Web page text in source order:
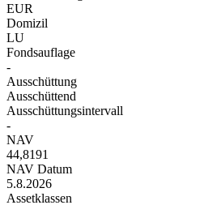
EUR
Domizil
LU
Fondsauflage
-
Ausschüttung
Ausschüttend
Ausschüttungsintervall
-
NAV
44,8191
NAV Datum
5.8.2026
Assetklassen